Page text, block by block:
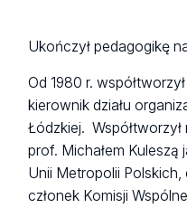
Ukończył pedagogikę
Od 1980 r.
kierownik działu
Łódzkiej.
prof. Michałem
Unii Metropolii Polskich,
członek Komisji